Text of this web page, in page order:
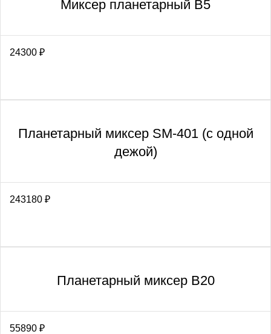
Миксер планетарный В5
24300 ₽
Планетарный миксер SM-401 (с одной
дежой)
243180 ₽
Планетарный миксер В20
55890 ₽